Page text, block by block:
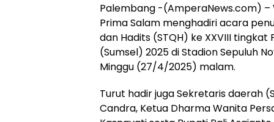
dari
SARA,
narkoba
dan
berita
Media
Cetak
dan
Palembang -(AmperaNews.com) –
Prima Salam menghadiri acara
dan Hadits (STQH) ke XXVIII
(Sumsel) 2025 di Stadion Sepuluh
Minggu (27/4/2025) malam.
Turut hadir juga Sekretaris daerah
Candra, Ketua Dharma Wanita